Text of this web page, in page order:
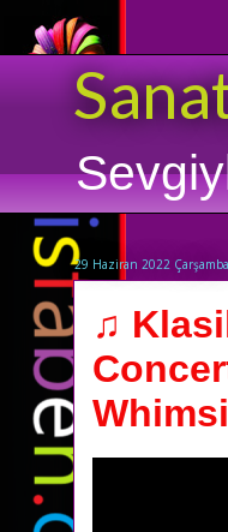
29 Haziran 2022 Çarşamba
♫